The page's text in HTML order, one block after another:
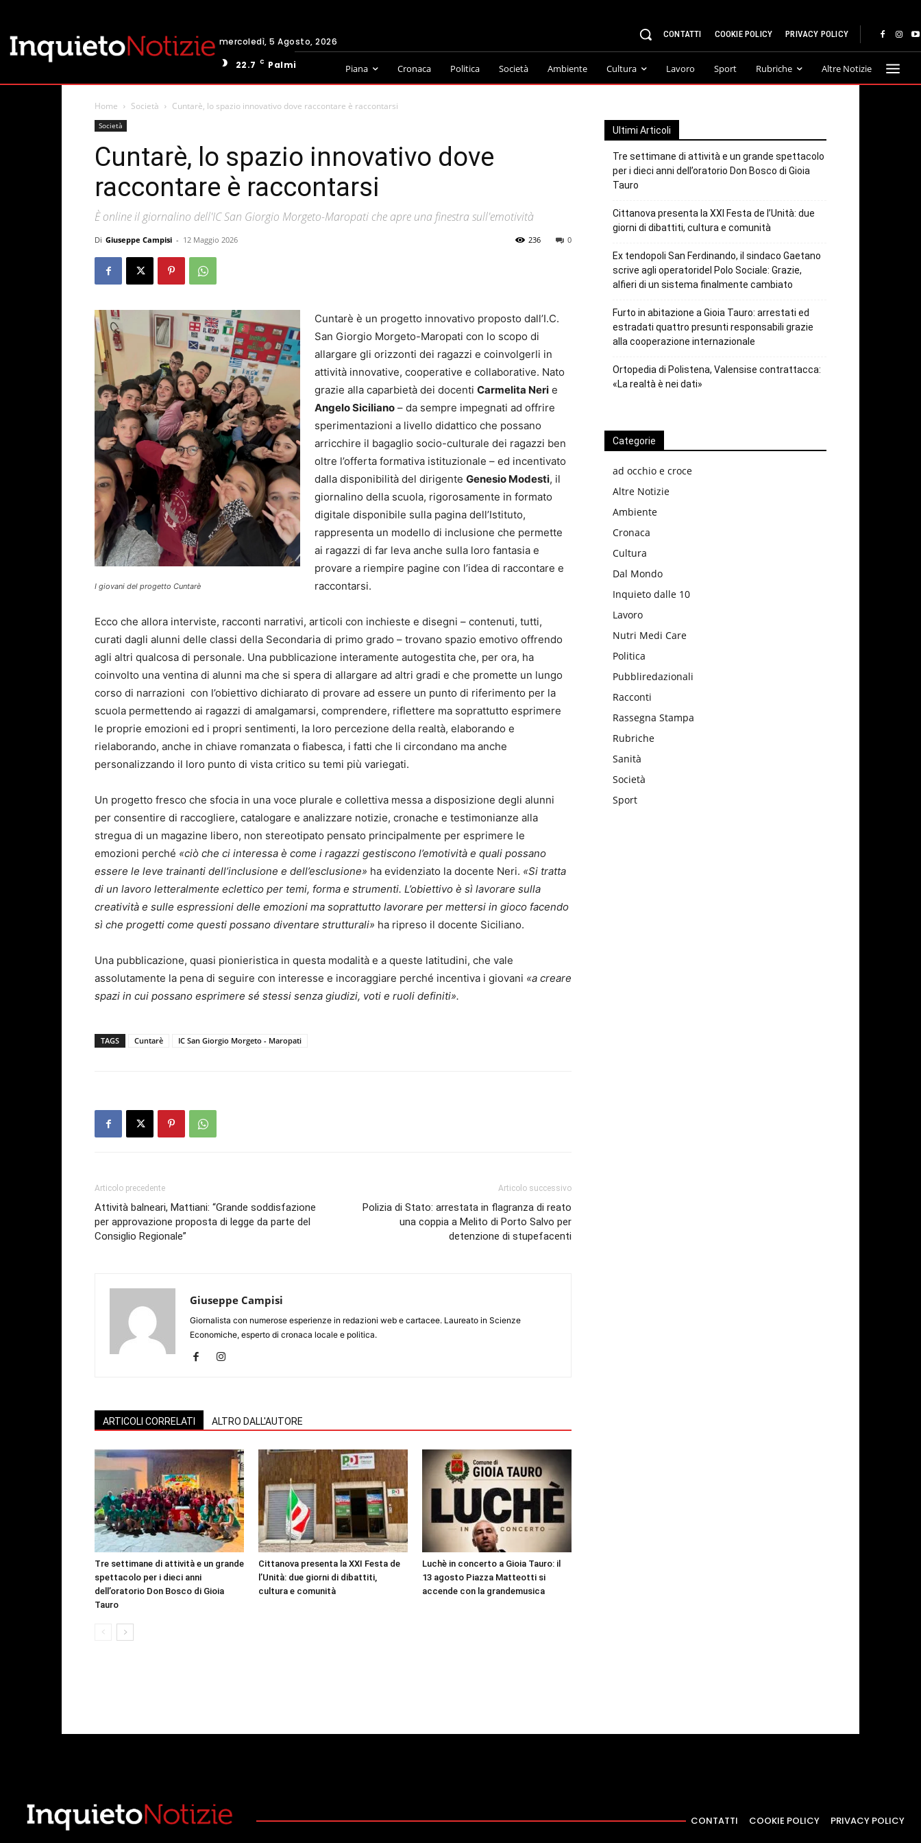
mercoledì, 5 Agosto, 2026
22.7
C Palmi
CONTATTI COOKIE POLICY PRIVACY POLICY
Piana Cronaca Politica Società Ambiente Cultura Lavoro Sport Rubriche Altre Notizie
Home Società Cuntarè, lo spazio innovativo dove raccontare è raccontarsi
Società
Cuntarè, lo spazio innovativo dove
raccontare è raccontarsi
È online il giornalino dell'IC San Giorgio Morgeto-Maropati che apre una finestra sull'emotività
Di Giuseppe Campisi - 12 Maggio 2026 0
236
I giovani del progetto Cuntarè
Cuntarè è un progetto innovativo proposto dall’I.C.
San Giorgio Morgeto-Maropati con lo scopo di
allargare gli orizzonti dei ragazzi e coinvolgerli in
attività innovative, cooperative e collaborative. Nato
grazie alla caparbietà dei docenti Carmelita Neri e
Angelo Siciliano – da sempre impegnati ad offrire
sperimentazioni a livello didattico che possano
arricchire il bagaglio socio-culturale dei ragazzi ben
oltre l’offerta formativa istituzionale – ed incentivato
dalla disponibilità del dirigente Genesio Modesti, il
giornalino della scuola, rigorosamente in formato
digitale disponibile sulla pagina dell’Istituto,
rappresenta un modello di inclusione che permette
ai ragazzi di far leva anche sulla loro fantasia e
provare a riempire pagine con l’idea di raccontare e
raccontarsi.
Ecco che allora interviste, racconti narrativi, articoli con inchieste e disegni – contenuti, tutti,
curati dagli alunni delle classi della Secondaria di primo grado – trovano spazio emotivo offrendo
agli altri qualcosa di personale. Una pubblicazione interamente autogestita che, per ora, ha
coinvolto una ventina di alunni ma che si spera di allargare ad altri gradi e che promette un lungo
corso di narrazioni con l’obiettivo dichiarato di provare ad essere un punto di riferimento per la
scuola permettendo ai ragazzi di amalgamarsi, comprendere, riflettere ma soprattutto esprimere
le proprie emozioni ed i propri sentimenti, la loro percezione della realtà, elaborando e
rielaborando, anche in chiave romanzata o fiabesca, i fatti che li circondano ma anche
personalizzando il loro punto di vista critico su temi più variegati.
Un progetto fresco che sfocia in una voce plurale e collettiva messa a disposizione degli alunni
per consentire di raccogliere, catalogare e analizzare notizie, cronache e testimonianze alla
stregua di un magazine libero, non stereotipato pensato principalmente per esprimere le
emozioni perché «ciò che ci interessa è come i ragazzi gestiscono l’emotività e quali possano
essere le leve trainanti dell’inclusione e dell’esclusione» ha evidenziato la docente Neri. «Si tratta
di un lavoro letteralmente eclettico per temi, forma e strumenti. L’obiettivo è sì lavorare sulla
creatività e sulle espressioni delle emozioni ma soprattutto lavorare per mettersi in gioco facendo
sì che progetti come questi possano diventare strutturali» ha ripreso il docente Siciliano.
Una pubblicazione, quasi pionieristica in questa modalità e a queste latitudini, che vale
assolutamente la pena di seguire con interesse e incoraggiare perché incentiva i giovani «a creare
spazi in cui possano esprimere sé stessi senza giudizi, voti e ruoli definiti».
TAGS Cuntarè IC San Giorgio Morgeto - Maropati
Articolo precedente
Attività balneari, Mattiani: “Grande soddisfazione
per approvazione proposta di legge da parte del
Consiglio Regionale”
Articolo successivo
Polizia di Stato: arrestata in flagranza di reato
una coppia a Melito di Porto Salvo per
detenzione di stupefacenti
Giuseppe Campisi
Giornalista con numerose esperienze in redazioni web e cartacee. Laureato in Scienze
Economiche, esperto di cronaca locale e politica.
ARTICOLI CORRELATI ALTRO DALL'AUTORE
Tre settimane di attività e un grande
spettacolo per i dieci anni
dell’oratorio Don Bosco di Gioia
Tauro
Cittanova presenta la XXI Festa de
l’Unità: due giorni di dibattiti,
cultura e comunità
Luchè in concerto a Gioia Tauro: il
13 agosto Piazza Matteotti si
accende con la grandemusica
Ultimi Articoli
Tre settimane di attività e un grande spettacolo
per i dieci anni dell’oratorio Don Bosco di Gioia
Tauro
Cittanova presenta la XXI Festa de l’Unità: due
giorni di dibattiti, cultura e comunità
Ex tendopoli San Ferdinando, il sindaco Gaetano
scrive agli operatoridel Polo Sociale: Grazie,
alfieri di un sistema finalmente cambiato
Furto in abitazione a Gioia Tauro: arrestati ed
estradati quattro presunti responsabili grazie
alla cooperazione internazionale
Ortopedia di Polistena, Valensise contrattacca:
«La realtà è nei dati»
Categorie
ad occhio e croce
Altre Notizie
Ambiente
Cronaca
Cultura
Dal Mondo
Inquieto dalle 10
Lavoro
Nutri Medi Care
Politica
Pubbliredazionali
Racconti
Rassegna Stampa
Rubriche
Sanità
Società
Sport
CONTATTI COOKIE POLICY PRIVACY POLICY